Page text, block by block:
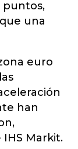
puntos,
una
euro
han
Markit.